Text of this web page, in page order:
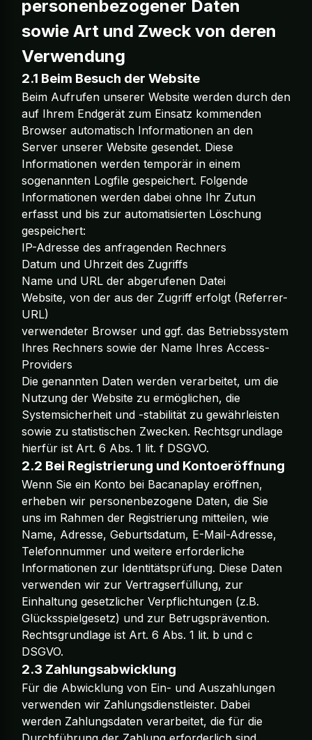
personenbezogener Daten
sowie Art und Zweck von deren
Verwendung
2.1 Beim Besuch der Website
Beim Aufrufen unserer Website werden durch den
auf Ihrem Endgerät zum Einsatz kommenden
Browser automatisch Informationen an den
Server unserer Website gesendet. Diese
Informationen werden temporär in einem
sogenannten Logfile gespeichert. Folgende
Informationen werden dabei ohne Ihr Zutun
erfasst und bis zur automatisierten Löschung
gespeichert:
IP-Adresse des anfragenden Rechners
Datum und Uhrzeit des Zugriffs
Name und URL der abgerufenen Datei
Website, von der aus der Zugriff erfolgt (Referrer-
URL)
verwendeter Browser und ggf. das Betriebssystem
Ihres Rechners sowie der Name Ihres Access-
Providers
Die genannten Daten werden verarbeitet, um die
Nutzung der Website zu ermöglichen, die
Systemsicherheit und -stabilität zu gewährleisten
sowie zu statistischen Zwecken. Rechtsgrundlage
hierfür ist Art. 6 Abs. 1 lit. f DSGVO.
2.2 Bei Registrierung und Kontoeröffnung
Wenn Sie ein Konto bei Bacanaplay eröffnen,
erheben wir personenbezogene Daten, die Sie
uns im Rahmen der Registrierung mitteilen, wie
Name, Adresse, Geburtsdatum, E-Mail-Adresse,
Telefonnummer und weitere erforderliche
Informationen zur Identitätsprüfung. Diese Daten
verwenden wir zur Vertragserfüllung, zur
Einhaltung gesetzlicher Verpflichtungen (z.B.
Glücksspielgesetz) und zur Betrugsprävention.
Rechtsgrundlage ist Art. 6 Abs. 1 lit. b und c
DSGVO.
2.3 Zahlungsabwicklung
Für die Abwicklung von Ein- und Auszahlungen
verwenden wir Zahlungsdienstleister. Dabei
werden Zahlungsdaten verarbeitet, die für die